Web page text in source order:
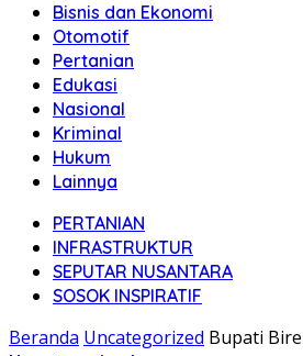
Bisnis dan Ekonomi
Otomotif
Pertanian
Edukasi
Nasional
Kriminal
Hukum
Lainnya
PERTANIAN
INFRASTRUKTUR
SEPUTAR NUSANTARA
SOSOK INSPIRATIF
Beranda Uncategorized Bupati